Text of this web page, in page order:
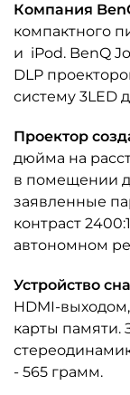
Компания
компактного
и iPod. BenQ
DLP
систему 3LED
Проектор
дюйма на
в помещении
заявленные
контраст
автономном
Устройство
HDMI-
карты памяти.
- 565 грамм.